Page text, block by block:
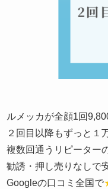
ルメッカが全顔1回
２回目以降もずっと１
複数回通うリピーター
勧誘・押し売りなしで
Googleの口コミ全国で